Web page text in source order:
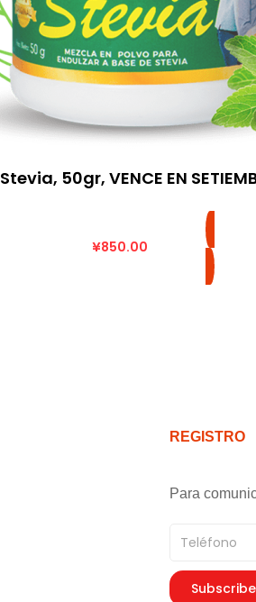
Stevia, 50gr, VENCE EN
¥850.00
REGISTRO
Para
Teléfono
Subscribe